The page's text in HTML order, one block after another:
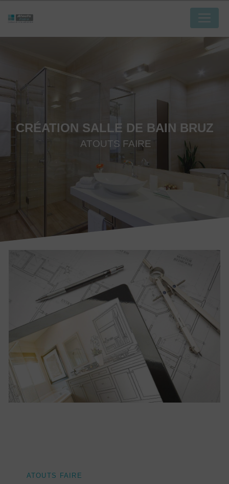
CRÉATION SALLE DE BAIN BRUZ
ATOUTS FAIRE
ATOUTS FAIRE